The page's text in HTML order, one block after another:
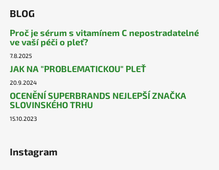
BLOG
Proč je sérum s vitamínem C nepostradatelné
ve vaší péči o pleť?
7.8.2025
JAK NA "PROBLEMATICKOU" PLEŤ
20.9.2024
OCENĚNÍ SUPERBRANDS NEJLEPŠÍ ZNAČKA
SLOVINSKÉHO TRHU
15.10.2023
Instagram